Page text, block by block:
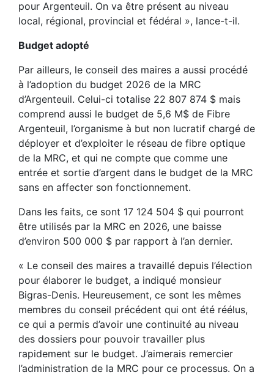
pour Argenteuil. On va être présent au niveau
local, régional, provincial et fédéral », lance-t-il.
Budget adopté
Par ailleurs, le conseil des maires a aussi procédé
à l’adoption du budget 2026 de la MRC
d’Argenteuil. Celui-ci totalise 22 807 874 $ mais
comprend aussi le budget de 5,6 M$ de Fibre
Argenteuil, l’organisme à but non lucratif chargé de
déployer et d’exploiter le réseau de fibre optique
de la MRC, et qui ne compte que comme une
entrée et sortie d’argent dans le budget de la MRC
sans en affecter son fonctionnement.
Dans les faits, ce sont 17 124 504 $ qui pourront
être utilisés par la MRC en 2026, une baisse
d’environ 500 000 $ par rapport à l’an dernier.
« Le conseil des maires a travaillé depuis l’élection
pour élaborer le budget, a indiqué monsieur
Bigras-Denis. Heureusement, ce sont les mêmes
membres du conseil précédent qui ont été réélus,
ce qui a permis d’avoir une continuité au niveau
des dossiers pour pouvoir travailler plus
rapidement sur le budget. J’aimerais remercier
l’administration de la MRC pour ce processus. On a